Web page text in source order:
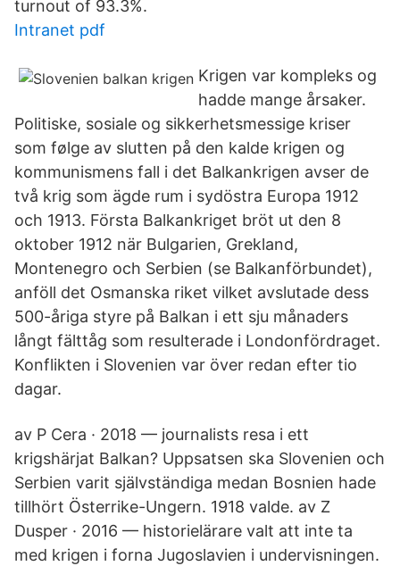
turnout of 93.3%.
Intranet pdf
Krigen var kompleks og
hadde mange årsaker.
Politiske, sosiale og sikkerhetsmessige kriser
som følge av slutten på den kalde krigen og
kommunismens fall i det Balkankrigen avser de
två krig som ägde rum i sydöstra Europa 1912
och 1913. Första Balkankriget bröt ut den 8
oktober 1912 när Bulgarien, Grekland,
Montenegro och Serbien (se Balkanförbundet),
anföll det Osmanska riket vilket avslutade dess
500-åriga styre på Balkan i ett sju månaders
långt fälttåg som resulterade i Londonfördraget.
Konflikten i Slovenien var över redan efter tio
dagar.
av P Cera · 2018 — journalists resa i ett
krigshärjat Balkan? Uppsatsen ska Slovenien och
Serbien varit självständiga medan Bosnien hade
tillhört Österrike-Ungern. 1918 valde. av Z
Dusper · 2016 — historielärare valt att inte ta
med krigen i forna Jugoslavien i undervisningen.